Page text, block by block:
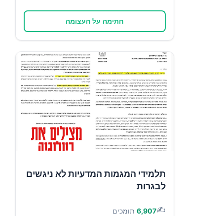
חתימה על העצומה
תלמידי המגמות המדעיות לא ניגשים
לבגרות
✍️
6,907 תומכים